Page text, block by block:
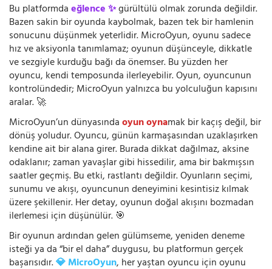
Bu platformdaeğlence ✨gürültülü olmak zorunda değildir.
Bazen sakin bir oyunda kaybolmak, bazen tek bir hamlenin
sonucunu düşünmek yeterlidir. MicroOyun, oyunu sadece
hız ve aksiyonla tanımlamaz; oyunun düşünceyle, dikkatle
ve sezgiyle kurduğu bağı da önemser. Bu yüzden her
oyuncu, kendi temposunda ilerleyebilir. Oyun, oyuncunun
kontrolündedir; MicroOyun yalnızca bu yolculuğun kapısını
aralar. 🚀
MicroOyun’un dünyasındaoyun oynamak bir kaçış değil, bir
dönüş yoludur. Oyuncu, günün karmaşasından uzaklaşırken
kendine ait bir alana girer. Burada dikkat dağılmaz, aksine
odaklanır; zaman yavaşlar gibi hissedilir, ama bir bakmışsın
saatler geçmiş. Bu etki, rastlantı değildir. Oyunların seçimi,
sunumu ve akışı, oyuncunun deneyimini kesintisiz kılmak
üzere şekillenir. Her detay, oyunun doğal akışını bozmadan
ilerlemesi için düşünülür. 🎯
Bir oyunun ardından gelen gülümseme, yeniden deneme
isteği ya da “bir el daha” duygusu, bu platformun gerçek
başarısıdır.💎 MicroOyun, her yaştan oyuncu için oyunu